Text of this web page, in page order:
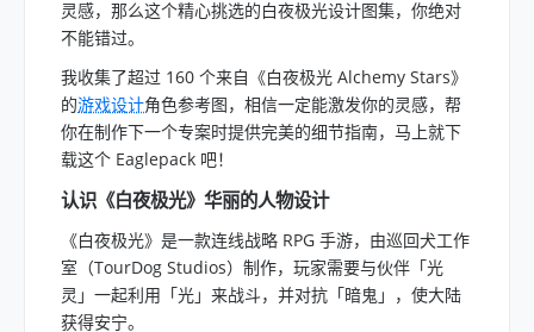
灵感，那么这个精心挑选的白夜极光设计图集，你绝对
不能错过。
我收集了超过 160 个来自《白夜极光 Alchemy Stars》
的游戏设计角色参考图，相信一定能激发你的灵感，帮
你在制作下一个专案时提供完美的细节指南，马上就下
载这个 Eaglepack 吧！
认识《白夜极光》华丽的人物设计
《白夜极光》是一款连线战略 RPG 手游，由巡回犬工作
室（TourDog Studios）制作，玩家需要与伙伴「光
灵」一起利用「光」来战斗，并对抗「暗鬼」，使大陆
获得安宁。